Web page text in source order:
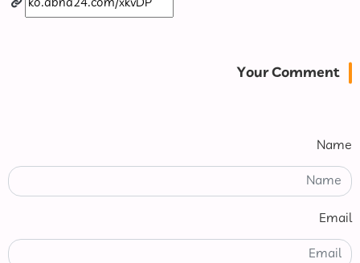
Your Comment
Name
Email